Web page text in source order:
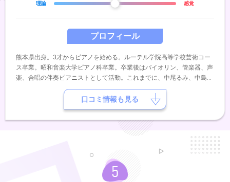
プロフィール
熊本県出身。3才からピアノを始める。ルーテル学院高等学校芸術コー
ス卒業。昭和音楽大学ピアノ科卒業。卒業後はバイオリン、管楽器、声
楽、合唱の伴奏ピアニストとして活動。これまでに、中尾るみ、中島和
代、中島和宣、金子勝子の各氏に師事。現在は宮崎に在住し、2人の子
育てをしながら子供と一緒にピアノを楽しんでいる♪
理論 感覚
口コミ情報も見る